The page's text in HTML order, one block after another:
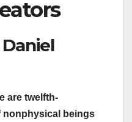
are twelfth-
nonphysical beings